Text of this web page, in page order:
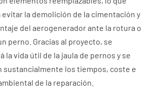
la demolición de la cimentación y
del aerogenerador ante la rotura o
perno. Gracias al proyecto, se
la vida útil de la jaula de pernos y se
sustancialmente los tiempos, coste e
de la reparación.